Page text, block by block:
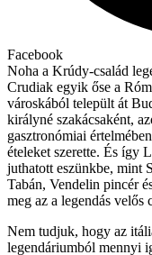
Facebook
Noha a Krúdy-család
Crudiak egyik őse a
városkából települt át
királyné szakácsaként,
gasztronómiai
ételeket szerette. És így
juthatott eszünkbe, mint
Tabán, Vendelin pincér
meg az a legendás velős
Nem tudjuk, hogy az
legendáriumból mennyi